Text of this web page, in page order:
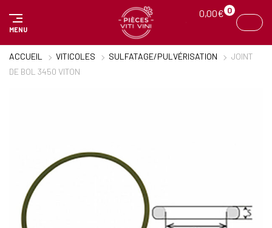
MENU
0,00€ 0
ACCUEIL VITICOLES SULFATAGE/PULVÉRISATION
JOINT
DE BOL 3450 VITON
Panneau de gestion des cookies